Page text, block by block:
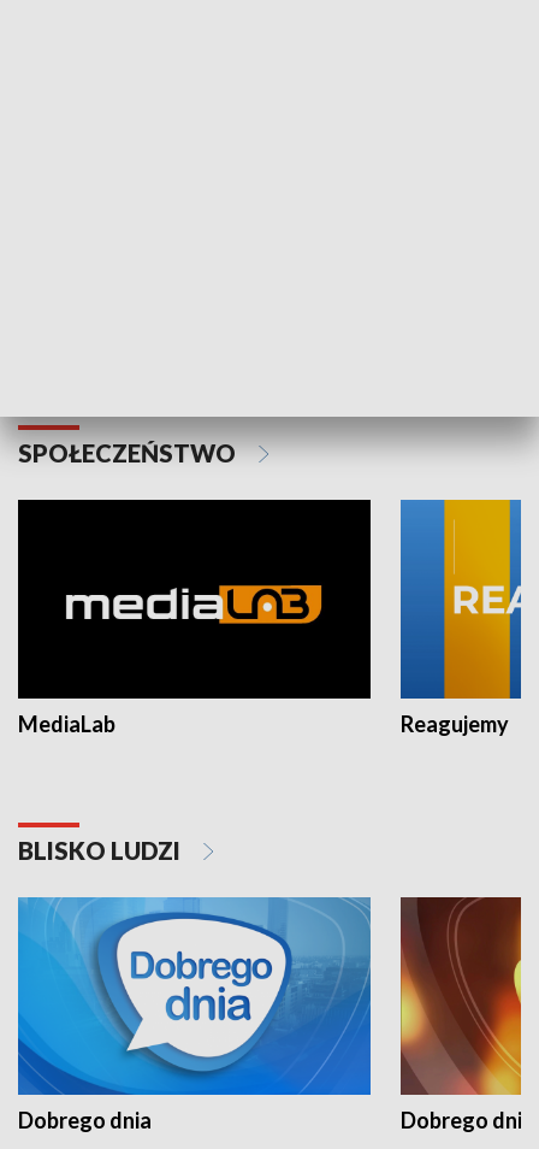
SPOŁECZEŃSTWO
MediaLab Reagujemy
BLISKO LUDZI
Dobrego dnia Dobrego dnia